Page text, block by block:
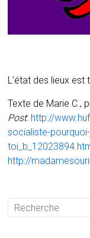
L’état des lieux est
Texte de Marie C.,
Post: http://
socialiste-
http://